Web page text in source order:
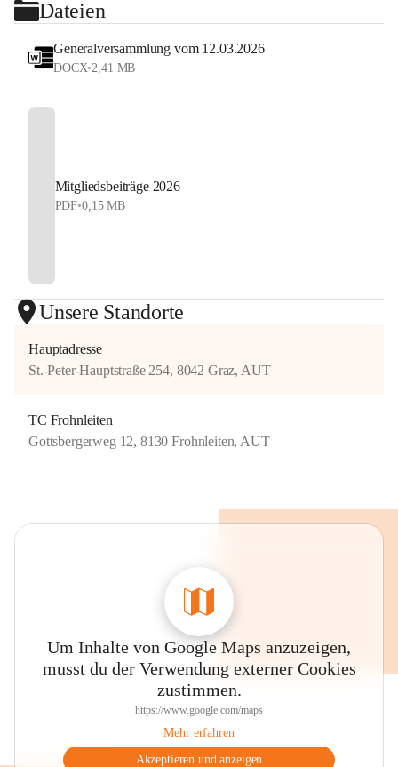
⏰ Nennschluss: 27. Juli 2026, 23:59 Uhr
Jetzt anmelden und Tennis, Kulinarik und
Sommerstimmung erleben!
#StyrianGrandSlam
#allyouneedisballs
Dateien
Generalversammlung vom 12.03.2026
DOCX•2,41 MB
Mitgliedsbeiträge 2026
PDF•0,15 MB
Unsere Standorte
Hauptadresse
St.-Peter-Hauptstraße 254, 8042 Graz, AUT
TC Frohnleiten
Gottsbergerweg 12, 8130 Frohnleiten, AUT
Um Inhalte von Google Maps anzuzeigen,
musst du der Verwendung externer Cookies
zustimmen.
https://www.google.com/maps
Mehr erfahren
Akzeptieren und anzeigen